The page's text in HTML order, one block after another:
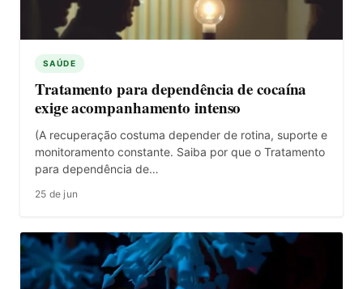
SAÚDE
Tratamento para dependência de cocaína
exige acompanhamento intenso
(A recuperação costuma depender de rotina, suporte e
monitoramento constante. Saiba por que o Tratamento
para dependência de…
25 de jun